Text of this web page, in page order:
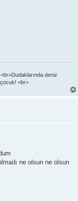
deniz
<br>
ne olsun ne olsun